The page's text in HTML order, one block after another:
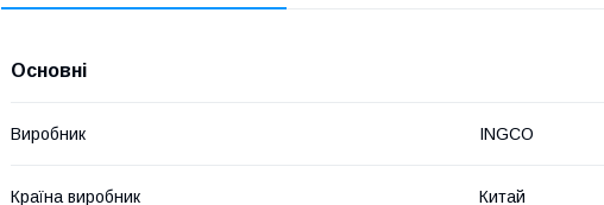
Основні
Виробник INGCO
Країна виробник Китай